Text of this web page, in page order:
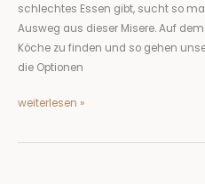
schlechtes Essen gibt, sucht so
Ausweg aus dieser Misere. Auf
Köche zu finden und so gehen
die Optionen
Koch
backt!
weiterlesen »